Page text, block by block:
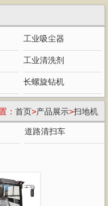
工业吸尘器
工业清洗剂
长螺旋钻机
： 首页>产品展示>扫地机
道路清扫车